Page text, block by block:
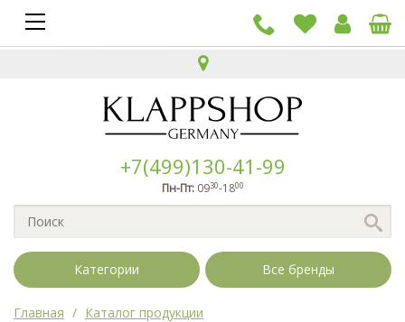
+7(499)130-41-99
Пн-Пт:0930-1800
Категории Все бренды
Главная
Каталог продукции